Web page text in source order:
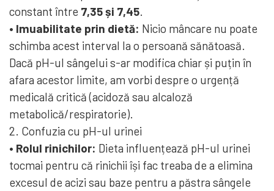
constant între 7,35 și 7,45
• Imuabilitate prin dietă: Nicio mâncare nu poate
schimba acest interval la o persoană sănătoasă.
Dacă pH-ul sângelui s-ar modifica chiar și puțin în
afara acestor limite, am vorbi despre o urgență
medicală critică (acidoză sau alcaloză
metabolică/respiratorie).
2. Confuzia cu pH-ul urinei
• Rolul rinichilor: Dieta influențează pH-ul urinei
tocmai pentru că rinichii își fac treaba de a elimina
excesul de acizi sau baze pentru a păstra sângele